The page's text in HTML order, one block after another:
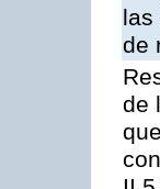
las
de
de